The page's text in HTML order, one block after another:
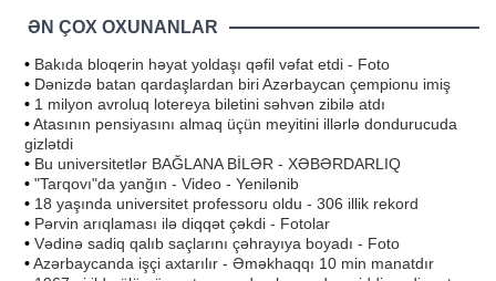
ƏN ÇOX OXUNANLAR
• Bakıda bloqerin həyat yoldaşı qəfil vəfat etdi - Foto
• Dənizdə batan qardaşlardan biri Azərbaycan çempionu imiş
• 1 milyon avroluq lotereya biletini səhvən zibilə atdı
•Atasının pensiyasını almaq üçün meyitini illərlə dondurucuda
gizlətdi
• Bu universitetlər BAĞLANA BİLƏR - XƏBƏRDARLIQ
• "Tarqovı"da yanğın - Video - Yenilənib
• 18 yaşında universitet professoru oldu - 306 illik rekord
• Pərvin arıqlaması ilə diqqət çəkdi - Fotolar
• Vədinə sadiq qalıb saçlarını çəhrayıya boyadı - Foto
•Azərbaycanda işçi axtarılır - Əməkhaqqı 10 min manatdır